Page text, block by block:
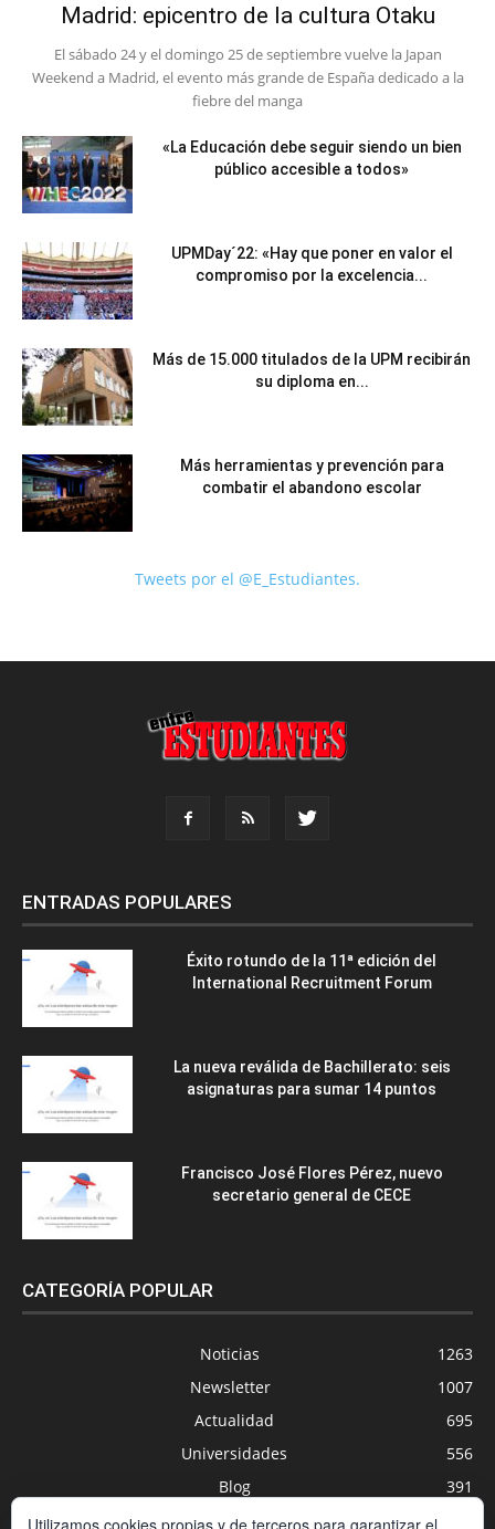
Madrid: epicentro de la cultura Otaku
El sábado 24 y el domingo 25 de septiembre vuelve la Japan
Weekend a Madrid, el evento más grande de España dedicado a la
fiebre del manga
«La Educación debe seguir siendo un bien
público accesible a todos»
UPMDay´22: «Hay que poner en valor el
compromiso por la excelencia...
Más de 15.000 titulados de la UPM recibirán
su diploma en...
Más herramientas y prevención para
combatir el abandono escolar
Tweets por el @E_Estudiantes.
ENTRADAS POPULARES
Éxito rotundo de la 11ª edición del
International Recruitment Forum
La nueva reválida de Bachillerato: seis
asignaturas para sumar 14 puntos
Francisco José Flores Pérez, nuevo
secretario general de CECE
CATEGORÍA POPULAR
Noticias
1263
Newsletter
1007
Actualidad
695
Universidades
556
Blog
391
Agenda
Utilizamos cookies propias y de terceros para garantizar el